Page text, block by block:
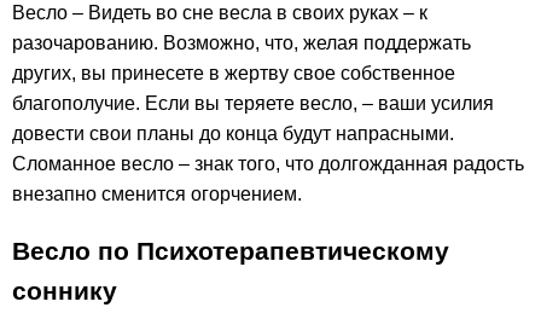
Весло – Видеть во сне весла в своих руках – к
разочарованию. Возможно, что, желая поддержать
других, вы принесете в жертву свое собственное
благополучие. Если вы теряете весло, – ваши усилия
довести свои планы до конца будут напрасными.
Сломанное весло – знак того, что долгожданная радость
внезапно сменится огорчением.
Весло по Психотерапевтическому
соннику